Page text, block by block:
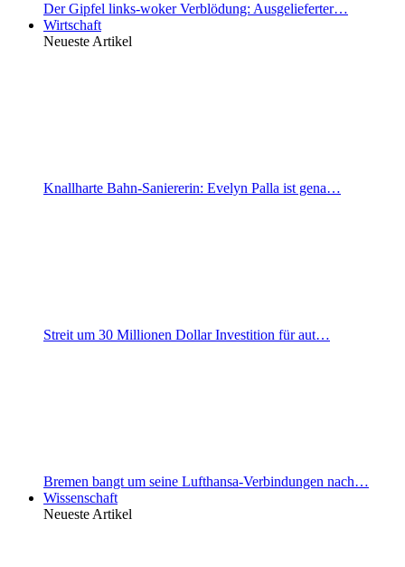
Der Gipfel links-woker Verblödung: Ausgelieferter…
Wirtschaft
Neueste Artikel
Knallharte Bahn-Saniererin: Evelyn Palla ist gena…
Streit um 30 Millionen Dollar Investition für aut…
Bremen bangt um seine Lufthansa-Verbindungen nach…
Wissenschaft
Neueste Artikel